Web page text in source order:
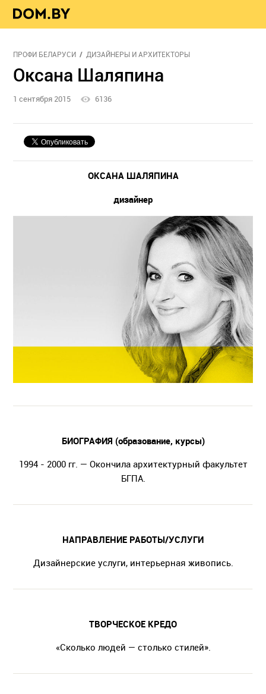
ПРОФИ БЕЛАРУСИ ДИЗАЙНЕРЫ И АРХИТЕКТОРЫ
Оксана Шаляпина
1 сентября 2015 6136
ОКСАНА ШАЛЯПИНА
дизайнер
БИОГРАФИЯ (образование, курсы)
1994 - 2000 гг. — Окончила архитектурный факультет
БГПА.
НАПРАВЛЕНИЕ РАБОТЫ/УСЛУГИ
Дизайнерские услуги, интерьерная живопись.
ТВОРЧЕСКОЕ КРЕДО
«Сколько людей — столько стилей».